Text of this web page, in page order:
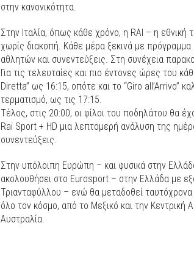
στην κανονικότητα.
Στην Ιταλία, όπως κάθε χρόνο, η RAI – η
χωρίς διακοπή. Κάθε μέρα ξεκινά με
αθλητών και συνεντεύξεις. Στη συνέχεια
Για τις τελευταίες και πιο έντονες ώρες του
Diretta” ως 16:15, οπότε και το “Giro all’Arrivo”
τερματισμό, ως τις 17:15.
Τέλος, στις 20:00, οι φίλοι του ποδηλάτου θα
Rai Sport + HD μια λεπτομερή ανάλυση της
συνεντεύξεις.
Στην υπόλοιπη Eυρώπη – και φυσικά στην
ακολουθήσει στο Eurosport – στην Ελλάδα με
Τριανταφύλλου – ενώ θα μεταδοθεί
όλο τον κόσμο, από το Μεξικό και την Κεντρική
Αυστραλία.